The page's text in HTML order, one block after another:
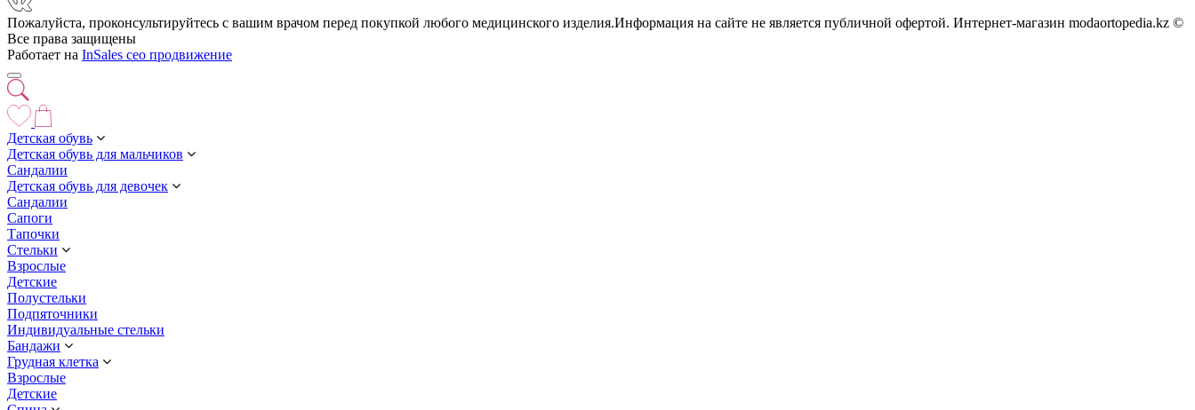
Пожалуйста, проконсультируйтесь с вашим врачом перед покупкой любого медицинского изделия.Информация на сайте не является публичной офертой. Интернет-магазин modaortopedia.kz ©
Все права защищены
Работает на InSales сео продвижение
Детская обувь
Детская обувь для мальчиков
Сандалии
Детская обувь для девочек
Сандалии
Сапоги
Тапочки
Стельки
Взрослые
Детские
Полустельки
Подпяточники
Индивидуальные стельки
Бандажи
Грудная клетка
Взрослые
Детские